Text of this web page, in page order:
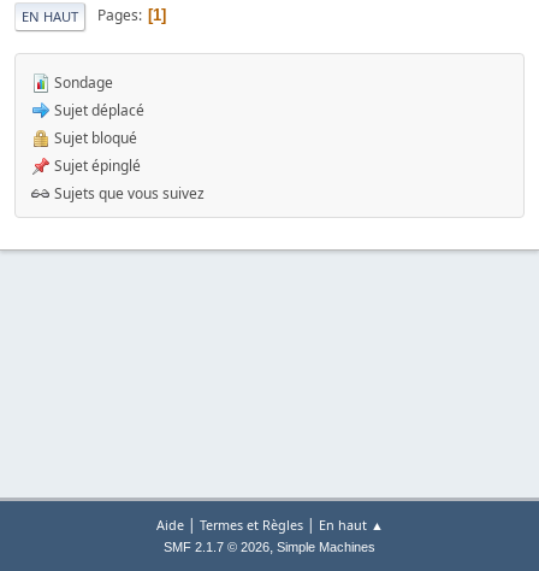
EN HAUT Pages 1
Sondage
Sujet déplacé
Sujet bloqué
Sujet épinglé
Sujets que vous suivez
Aide| Termes et Règles| En haut ▲
SMF 2.1.7 © 2026, Simple Machines